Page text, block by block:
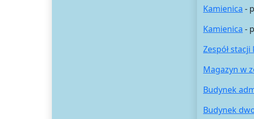
Kamienica -
Kamienica -
Zespół
Magazyn w
Budynek
Budynek